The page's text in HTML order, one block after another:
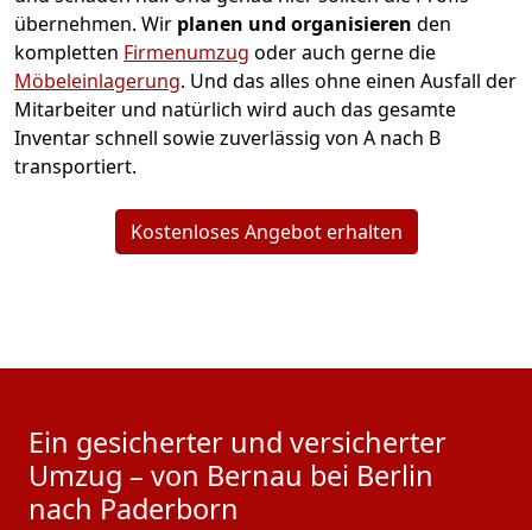
übernehmen. Wir planen und organisieren den
kompletten Firmenumzug oder auch gerne die
Möbeleinlagerung. Und das alles ohne einen Ausfall der
Mitarbeiter und natürlich wird auch das gesamte
Inventar schnell sowie zuverlässig von A nach B
transportiert.
Kostenloses Angebot erhalten
Ein gesicherter und versicherter
Umzug – von Bernau bei Berlin
nach Paderborn